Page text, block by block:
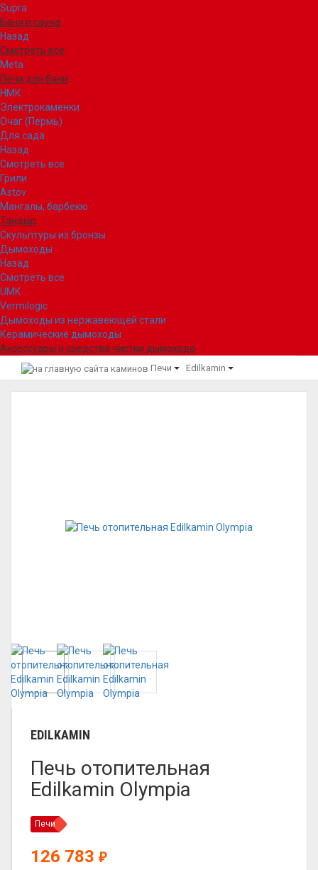
Supra
Баня и сауна
Назад
Смотреть все
Meta
Печи для бани
НМК
Электрокаменки
Очаг (Пермь)
Для сада
Назад
Смотреть все
Грили
Astov
Мангалы, барбекю
Тандыр
Скульптуры из бронзы
Дымоходы
Назад
Смотреть все
UMK
Vermilogic
Дымоходы из нержавеющей стали
Керамические дымоходы
Аксессуары и средства чистки дымохода
Печи Edilkamin
EDILKAMIN
Печь отопительная
Edilkamin Olympia
Печи
126 783 ₽